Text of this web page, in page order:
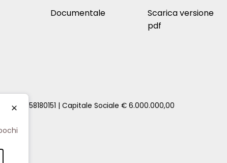
Documentale
Scarica versione
pdf
C.F. 00858180151 | Capitale Sociale € 6.000.000,00
Chiudi